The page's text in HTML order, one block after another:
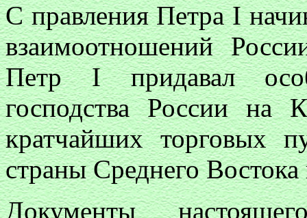
С правления Петра I
взаимоотношений
Петр I придавал
господства России на
кратчайших торговых
страны Среднего
Документы